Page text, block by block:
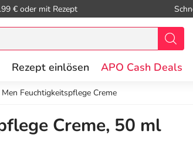
€ oder mit Rezept
Rezept einlösen APO Cash Deals
Feuchtigkeitspflege Creme
Creme, 50 ml